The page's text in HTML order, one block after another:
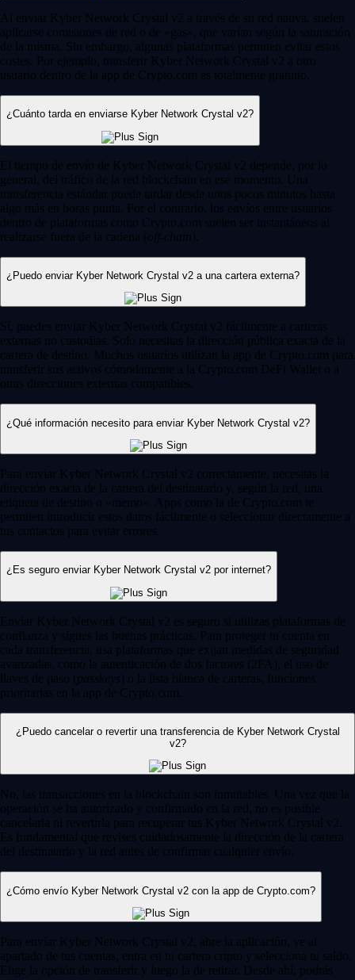
Al enviar Kyber Network Crystal v2 a través de su red nativa, suelen
aplicarse comisiones de red o de «gas», que varían según la saturación
de la misma. Sin embargo, algunas plataformas permiten evitar estos
costes. Por ejemplo, transferir Kyber Network Crystal v2 a otro
usuario dentro de la app de Crypto.com es totalmente gratuito.
¿Cuánto tarda en enviarse Kyber Network Crystal v2?
El tiempo de envío de Kyber Network Crystal v2 depende, por lo
general, del tráfico de la red blockchain en ese momento. Una
transferencia estándar puede tardar desde unos pocos minutos hasta
algo más en horas punta. Por el contrario, los envíos entre usuarios
dentro de plataformas como Crypto.com suelen ser instantáneos al
realizarse fuera de la cadena (off-chain ).
¿Puedo enviar Kyber Network Crystal v2 a una cartera externa?
Sí, puedes enviar Kyber Network Crystal v2 fácilmente a carteras
externas no custodias. Solo necesitas la dirección pública exacta de la
cartera de destino. Muchos usuarios utilizan la app de Crypto.com para
transferir sus activos cómodamente a la Crypto.com DeFi Wallet o a
otras direcciones externas compatibles.
¿Qué información necesito para enviar Kyber Network Crystal v2?
Para enviar Kyber Network Crystal v2 correctamente, necesitas la
dirección exacta de la cartera del destinatario y, según la red, una
etiqueta de destino o «memo». Apps como la de Crypto.com te
permiten introducir estos datos fácilmente o seleccionar directamente a
tus contactos para evitar errores.
¿Es seguro enviar Kyber Network Crystal v2 por internet?
Enviar Kyber Network Crystal v2 es seguro si utilizas plataformas de
confianza y sigues las buenas prácticas. Para proteger tu cuenta en
cada transferencia, usa plataformas que exijan medidas de seguridad
avanzadas, como la autenticación de dos factores (2FA), el uso de
llaves de paso (passkeys ) o la lista blanca de carteras, funciones
prioritarias en la app de Crypto.com.
¿Puedo cancelar o revertir una transferencia de Kyber Network Crystal
v2?
No, las transacciones en la blockchain son inmutables. Una vez que la
operación se ha autorizado y confirmado en la red, no es posible
cancelarla ni revertirla para recuperar tus Kyber Network Crystal v2.
Es fundamental que revises cuidadosamente la dirección de la cartera
del destinatario y la red antes de confirmar cualquier envío.
¿Cómo envío Kyber Network Crystal v2 con la app de Crypto.com?
Para enviar Kyber Network Crystal v2, abre la aplicación, ve al
apartado de tus cuentas, entra en tu cartera cripto y selecciona tu saldo.
Elige la opción de transferir y luego la de retirar. Desde ahí, podrás